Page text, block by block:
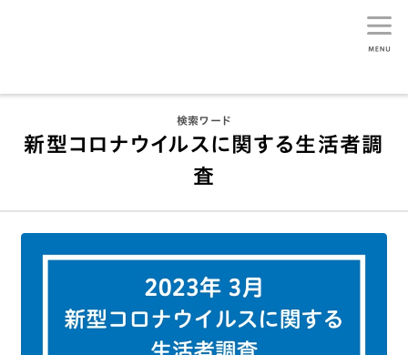
検索ワード
新型コロナウイルスに関する生活者調
査